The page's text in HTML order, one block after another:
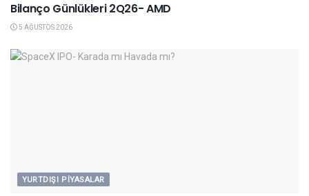
Bilanço Günlükleri 2Q26- AMD
5 AĞUSTOS 2026
YURTDIŞI PIYASALAR